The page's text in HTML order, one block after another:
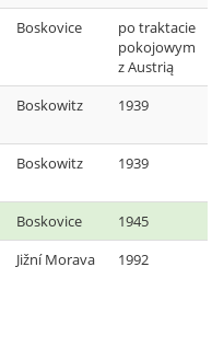
Boskovice
po traktacie
pokojowym
z Austrią
Boskowitz 1939
Boskowitz 1939
Boskovice
1945
Jižní Morava 1992